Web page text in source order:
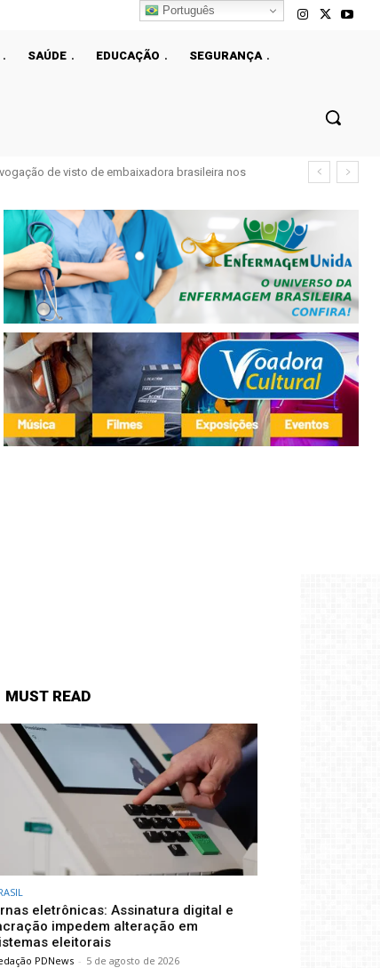
SAÚDE EDUCAÇÃO
SEGURANÇA
de visto de embaixadora brasileira nos
MUST READ
eletrônicas: Assinatura digital e
impedem alteração em
eleitorais
PDNews - 5 de agosto de 2026
Português